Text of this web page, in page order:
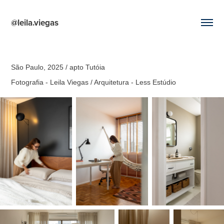
@leila.viegas
São Paulo, 2025 / apto Tutóia
Fotografia - Leila Viegas / Arquitetura - Less Estúdio